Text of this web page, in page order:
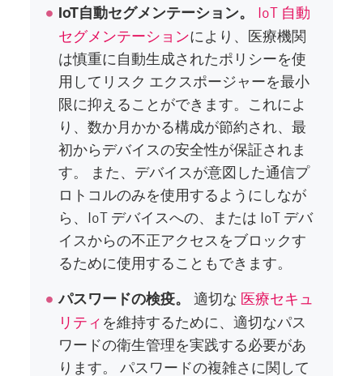
IoT自動セグメンテーション。 IoT 自動
セグメンテーションにより、医療機関
は慎重に自動生成されたポリシーを使
用してリスク エクスポージャーを最小
限に抑えることができます。これによ
り、数か月かかる構成が節約され、最
初からデバイスの安全性が保証されま
す。 また、デバイスが意図した通信プ
ロトコルのみを使用するようにしなが
ら、IoT デバイスへの、または IoT デバ
イスからの不正アクセスをブロックす
るために使用することもできます。
パスワードの検疫。適切な 医療セキュ
リティを維持するために、適切なパス
ワードの衛生管理を実践する必要があ
ります。 パスワードの複雑さに関して